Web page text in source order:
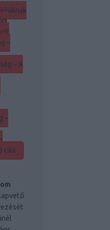
–
– A
–
cikk